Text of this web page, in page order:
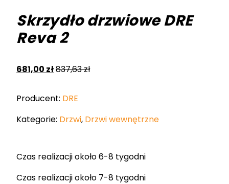
Skrzydło drzwiowe DRE
Reva 2
681,00 zł837,63zł
Producent: DRE
Kategorie: Drzwi, Drzwi wewnętrzne
Czas realizacji około 6-8 tygodni
Czas realizacji około 7-8 tygodni